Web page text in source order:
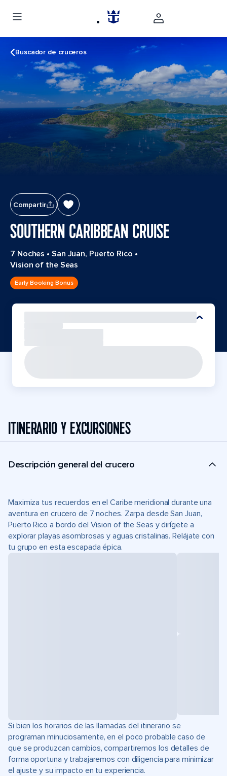
Buscador de cruceros
Compartir
SOUTHERN CARIBBEAN CRUISE
7 Noches • San Juan, Puerto Rico •
Vision of the Seas
Early Booking Bonus
ITINERARIO Y EXCURSIONES
Descripción general del crucero
Maximiza tus recuerdos en el Caribe meridional durante una
aventura en crucero de 7 noches. Zarpa desde San Juan,
Puerto Rico a bordo del Vision of the Seas y dirígete a
explorar playas asombrosas y aguas cristalinas. Relájate con
tu grupo en esta escapada épica.
Si bien los horarios de las llamadas del itinerario se
programan minuciosamente, en el poco probable caso de
que se produzcan cambios, compartiremos los detalles de
forma oportuna y trabajaremos con diligencia para minimizar
el ajuste y su impacto en tu experiencia.